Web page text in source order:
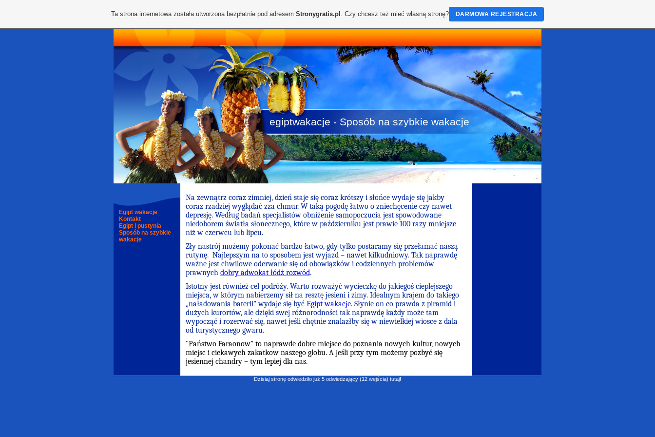
egiptwakacje - Sposób na szybkie wakacje
Egipt wakacje
Kontakt
Egipt i pustynia
Sposób na szybkie
wakacje
Na zewnątrz coraz zimniej, dzień staje się coraz krótszy i słońce wydaje się jakby
coraz rzadziej wyglądać zza chmur. W taką pogodę łatwo o zniechęcenie czy nawet
depresję. Według badań specjalistów obniżenie samopoczucia jest spowodowane
niedoborem światła słonecznego, które w październiku jest prawie 100 razy mniejsze
niż w czerwcu lub lipcu.
Zły nastrój możemy pokonać bardzo łatwo, gdy tylko postaramy się przełamać naszą
rutynę. Najlepszym na to sposobem jest wyjazd – nawet kilkudniowy. Tak naprawdę
ważne jest chwilowe oderwanie się od obowiązków i codziennych problemów
prawnych dobry adwokat łódź rozwód.
Istotny jest również cel podróży. Warto rozważyć wycieczkę do jakiegoś cieplejszego
miejsca, w którym nabierzemy sił na resztę jesieni i zimy. Idealnym krajem do takiego
„naładowania baterii” wydaje się być Egipt wakacje. Słynie on co prawda z piramid i
dużych kurortów, ale dzięki swej różnorodności tak naprawdę każdy może tam
wypocząć i rozerwać się, nawet jeśli chętnie znalazłby się w niewielkiej wiosce z dala
od turystycznego gwaru.
"Państwo Faraonow" to naprawde dobre miejsce do poznania nowych kultur, nowych
miejsc i ciekawych zakatkow naszego globu. A jeśli przy tym możemy pozbyć się
jesiennej chandry – tym lepiej dla nas.
Dzisiaj stronę odwiedziło już 5 odwiedzający (12 wejścia) tutaj!
Ta strona internetowa została utworzona bezpłatnie pod adresem Stronygratis.pl . Czy chcesz też mieć własną stronę? DARMOWA REJESTRACJA